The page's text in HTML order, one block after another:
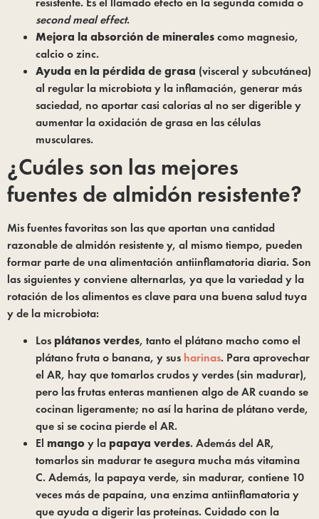
second meal effect.
Mejora la absorción de mineralescomo magnesio,
calcio o zinc.
Ayuda en la pérdida de grasa (visceral y subcutánea)
al regular la microbiota y la inflamación, generar más
saciedad, no aportar casi calorías al no ser digerible y
aumentar la oxidación de grasa en las células
musculares.
¿Cuáles son las mejores
fuentes de almidón resistente?
Mis fuentes favoritas son las que aportan una cantidad
razonable de almidón resistente y, al mismo tiempo, pueden
formar parte de una alimentación antiinflamatoria diaria. Son
las siguientes y conviene alternarlas, ya que la variedad y la
rotación de los alimentos es clave para una buena salud tuya
y de la microbiota:
Losplátanosverdes, tanto el plátano macho como el
plátano fruta o banana, y sus harinas. Para aprovechar
el AR, hay que tomarlos crudos y verdes (sin madurar),
pero las frutas enteras mantienen algo de AR cuando se
cocinan ligeramente; no así la harina de plátano verde,
que si se cocina pierde el AR.
El mango y lapapaya verdes. Además del AR,
tomarlos sin madurar te asegura mucha más vitamina
C. Además, la papaya verde, sin madurar, contiene 10
veces más de papaína, una enzima antiinflamatoria y
que ayuda a digerir las proteínas. Cuidado con la